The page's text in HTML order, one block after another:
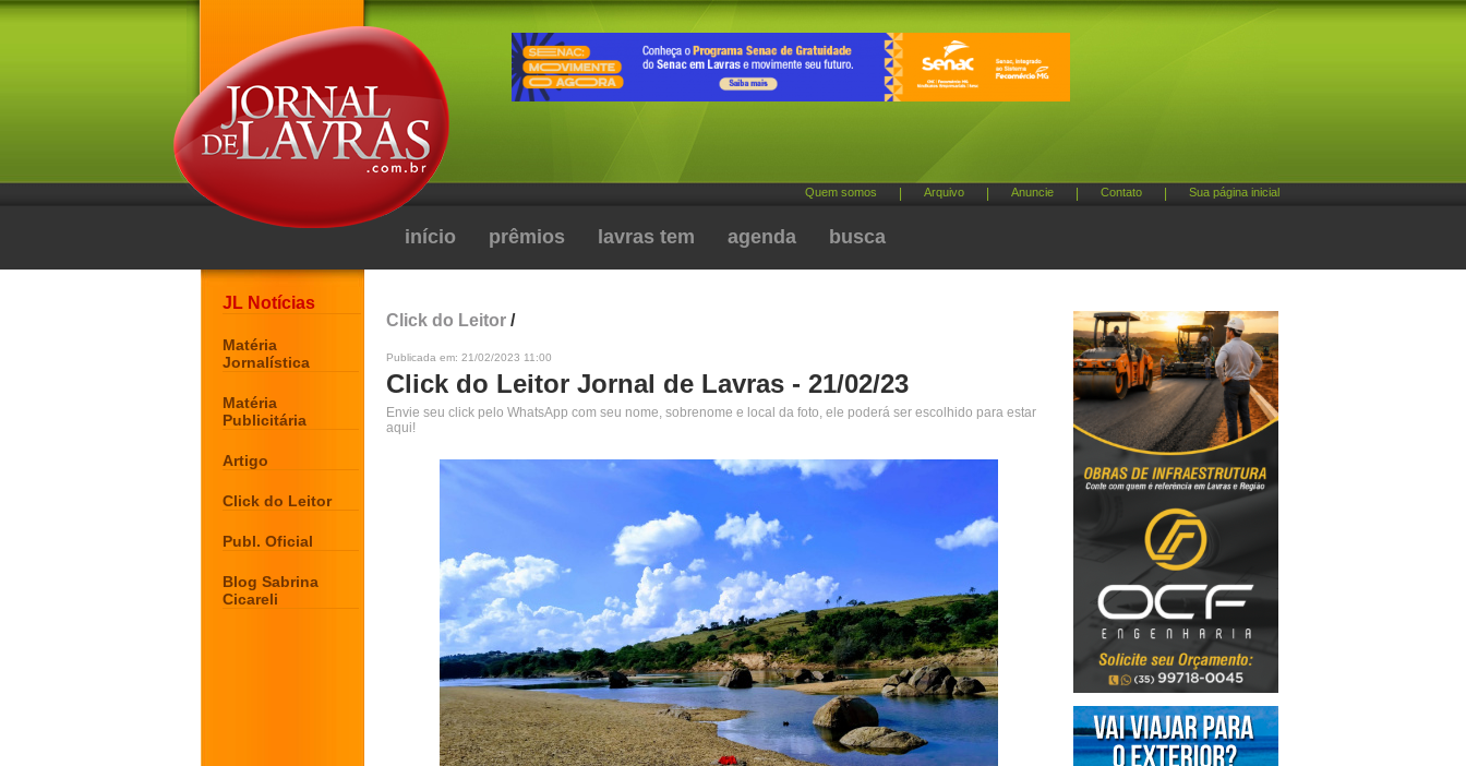
Quem somos Arquivo Anuncie Contato Sua página inicial
início prêmios lavras tem agenda busca
JL Notícias
Matéria
Jornalística
Matéria
Publicitária
Artigo
Click do Leitor
Publ. Oficial
Blog Sabrina
Cicareli
Click do Leitor /
Publicada em: 21/02/2023 11:00
Click do Leitor Jornal de Lavras - 21/02/23
Envie seu click pelo WhatsApp com seu nome, sobrenome e local da foto, ele poderá ser escolhido para estar
aqui!